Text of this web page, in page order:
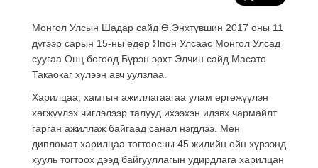
Монгол Улсын Шадар сайд Ө.Энхтүвшин 2017 оны 11
дүгээр сарын 15-ны өдөр Япон Улсаас Монгол Улсад
суугаа Онц бөгөөд Бүрэн эрхт Элчин сайд Масато
Такаокаг хүлээн авч уулзлаа.
Харилцаа, хамтын ажиллагаагаа улам өргөжүүлэн
хөгжүүлэх чиглэлээр талууд ихээхэн идэвх чармайлт
гарган ажиллаж байгаад санал нэгдлээ. Мөн
дипломат харилцаа тогтоосны 45 жилийн ойн хүрээнд
хууль тогтоох дээд байгууллагын удирдлага харилцан